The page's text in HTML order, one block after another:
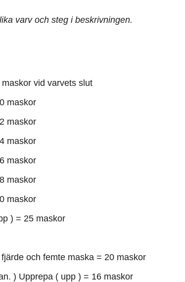
varv och steg i beskrivningen.
vid varvets slut
maskor
maskor
maskor
maskor
maskor
maskor
) = 25 maskor
och femte maska = 20 maskor
) Upprepa ( upp ) = 16 maskor